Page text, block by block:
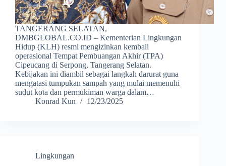
TANGERANG SELATAN,
DMBGLOBAL.CO.ID – Kementerian Lingkungan
Hidup (KLH) resmi mengizinkan kembali
operasional Tempat Pembuangan Akhir (TPA)
Cipeucang di Serpong, Tangerang Selatan.
Kebijakan ini diambil sebagai langkah darurat guna
mengatasi tumpukan sampah yang mulai memenuhi
sudut kota dan permukiman warga dalam…
Konrad Kun
12/23/2025
Lingkungan